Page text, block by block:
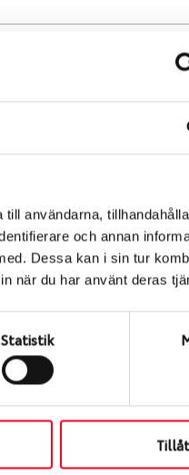
användarna,
och annan
Dessa kan i sin tur
när du har använt deras
Statistik
i
vi byter dina däck ser